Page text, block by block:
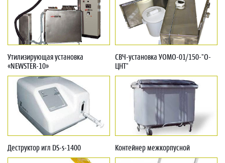
Утилизирующая установка
«NEWSTER-10»
СВЧ-установка УОМО-01/150-"О-
ЦНТ"
Деструктор игл DS-s-1400 Контейнер межкорпусной